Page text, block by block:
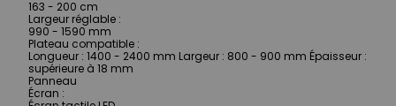
163 - 200 cm
Largeur réglable :
990 - 1590 mm
Plateau compatible :
Longueur : 1400 - 2400 mm Largeur : 800 - 900 mm Épaisseur :
supérieure à 18 mm
Panneau
Écran :